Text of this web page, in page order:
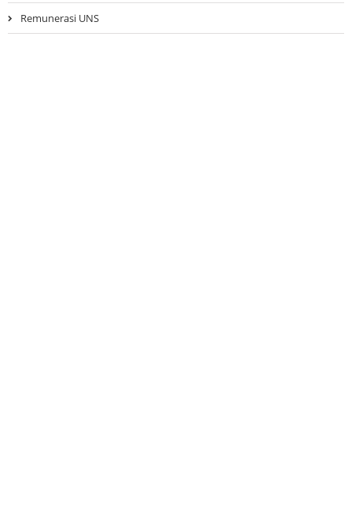
Remunerasi UNS